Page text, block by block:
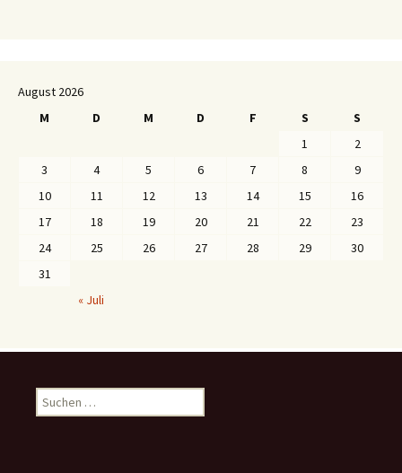
August 2026
M
D M D F S
S
1
2
3
4 5 6 7 8
9
10
11 12 13 14 15
16
17
18 19 20 21 22
23
24
25 26 27 28 29
30
31
« Juli
u